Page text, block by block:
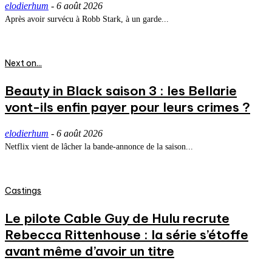
elodierhum - 6 août 2026
Après avoir survécu à Robb Stark, à un garde...
Next on...
Beauty in Black saison 3 : les Bellarie
vont-ils enfin payer pour leurs crimes ?
elodierhum - 6 août 2026
Netflix vient de lâcher la bande-annonce de la saison...
Castings
Le pilote Cable Guy de Hulu recrute
Rebecca Rittenhouse : la série s’étoffe
avant même d’avoir un titre